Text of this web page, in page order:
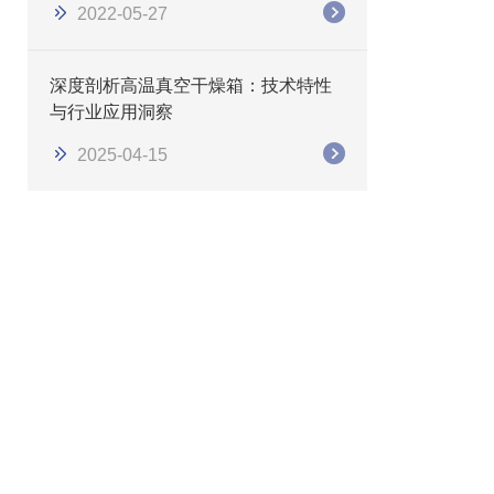
2022-05-27
深度剖析高温真空干燥箱：技术特性
与行业应用洞察
2025-04-15